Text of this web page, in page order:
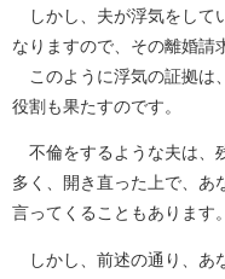
しかし、夫が浮気をして
なりますので、その離婚請
このように浮気の証拠は
役割も果たすのです。
不倫をするような夫は、
多く、開き直った上で、あ
言ってくることもあります。
しかし、前述の通り、あ